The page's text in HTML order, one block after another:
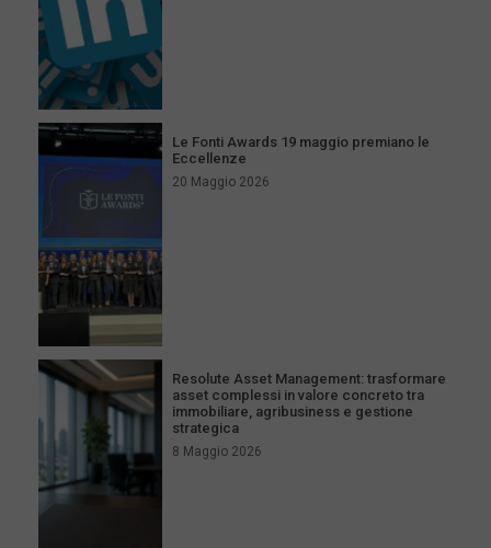
Le Fonti Awards 19 maggio premiano le
Eccellenze
20 Maggio 2026
Resolute Asset Management: trasformare
asset complessi in valore concreto tra
immobiliare, agribusiness e gestione
strategica
8 Maggio 2026